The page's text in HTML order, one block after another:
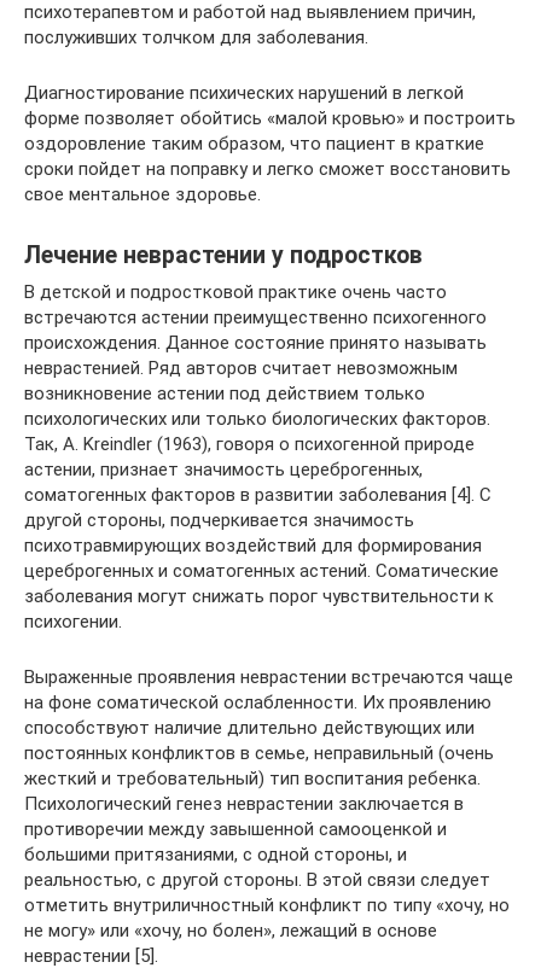
психотерапевтом и работой над выявлением причин,
послуживших толчком для заболевания.
Диагностирование психических нарушений в легкой
форме позволяет обойтись «малой кровью» и построить
оздоровление таким образом, что пациент в краткие
сроки пойдет на поправку и легко сможет восстановить
свое ментальное здоровье.
Лечение неврастении у подростков
В детской и подростковой практике очень часто
встречаются астении преимущественно психогенного
происхождения. Данное состояние принято называть
неврастенией. Ряд авторов считает невозможным
возникновение астении под действием только
психологических или только биологических факторов.
Так, А. Kreindler (1963), говоря о психогенной природе
астении, признает значимость цереброгенных,
соматогенных факторов в развитии заболевания [4]. С
другой стороны, подчеркивается значимость
психотравмирующих воздействий для формирования
цереброгенных и соматогенных астений. Соматические
заболевания могут снижать порог чувствительности к
психогении.
Выраженные проявления неврастении встречаются чаще
на фоне соматической ослабленности. Их проявлению
способствуют наличие длительно действующих или
постоянных конфликтов в семье, неправильный (очень
жесткий и требовательный) тип воспитания ребенка.
Психологический генез неврастении заключается в
противоречии между завышенной самооценкой и
большими притязаниями, с одной стороны, и
реальностью, с другой стороны. В этой связи следует
отметить внутриличностный конфликт по типу «хочу, но
не могу» или «хочу, но болен», лежащий в основе
неврастении [5].